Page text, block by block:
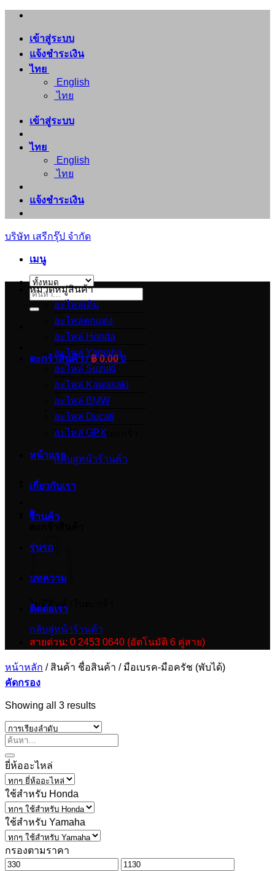
ข้าม
เนื้อหา
เข้าสู่ระบบ
แจ้งชำระเงิน
ไทย
English
ไทย
เข้าสู่ระบบ
ไทย
English
ไทย
แจ้งชำระเงิน
บริษัท เสรีกรุ๊ป จำกัด
เมนู
ค้นหา:
ตะกร้าสินค้า /฿0.00 0
ไม่มีสินค้าในตะกร้า
กลับสู่หน้าร้านค้า
0
ไม่มีสินค้าในตะกร้า
กลับสู่หน้าร้านค้า
หมวดหมู่สินค้า
อะไหล่เดิม
อะไหล่ตกแต่ง
อะไหล่ Honda
อะไหล่ Yamaha
อะไหล่ Suzuki
อะไหล่ Kawasaki
อะไหล่ BMW
อะไหล่ Ducati
อะไหล่ GPX
หน้าแรก
เกี่ยวกับเรา
ร้านค้า
รุ่นรถ
บทความ
ติดต่อเรา
สายด่วน: 0 2453 0640 (อัตโนมัติ 6 คู่สาย)
หน้าหลัก /สินค้า ชื่อสินค้า /มือเบรค-มือครัช (พับได้)
คัดกรอง
Showing all 3 results
ยี่ห้ออะไหล่
ใช้สำหรับ Honda
ใช้สำหรับ Yamaha
กรองตามราคา
ราคา
ราคา